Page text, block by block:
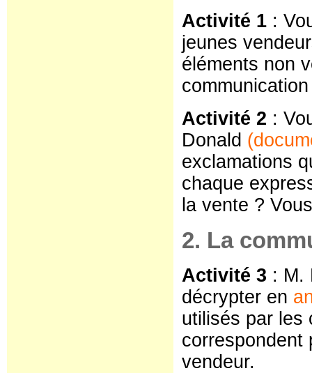
Activité 1 :
jeunes
éléments non
Activité 2 :
Donald
exclamations
chaque
la vente ?
2. La
Activité 3 : M.
décrypter en
utilisés par les
correspondent
vendeur.